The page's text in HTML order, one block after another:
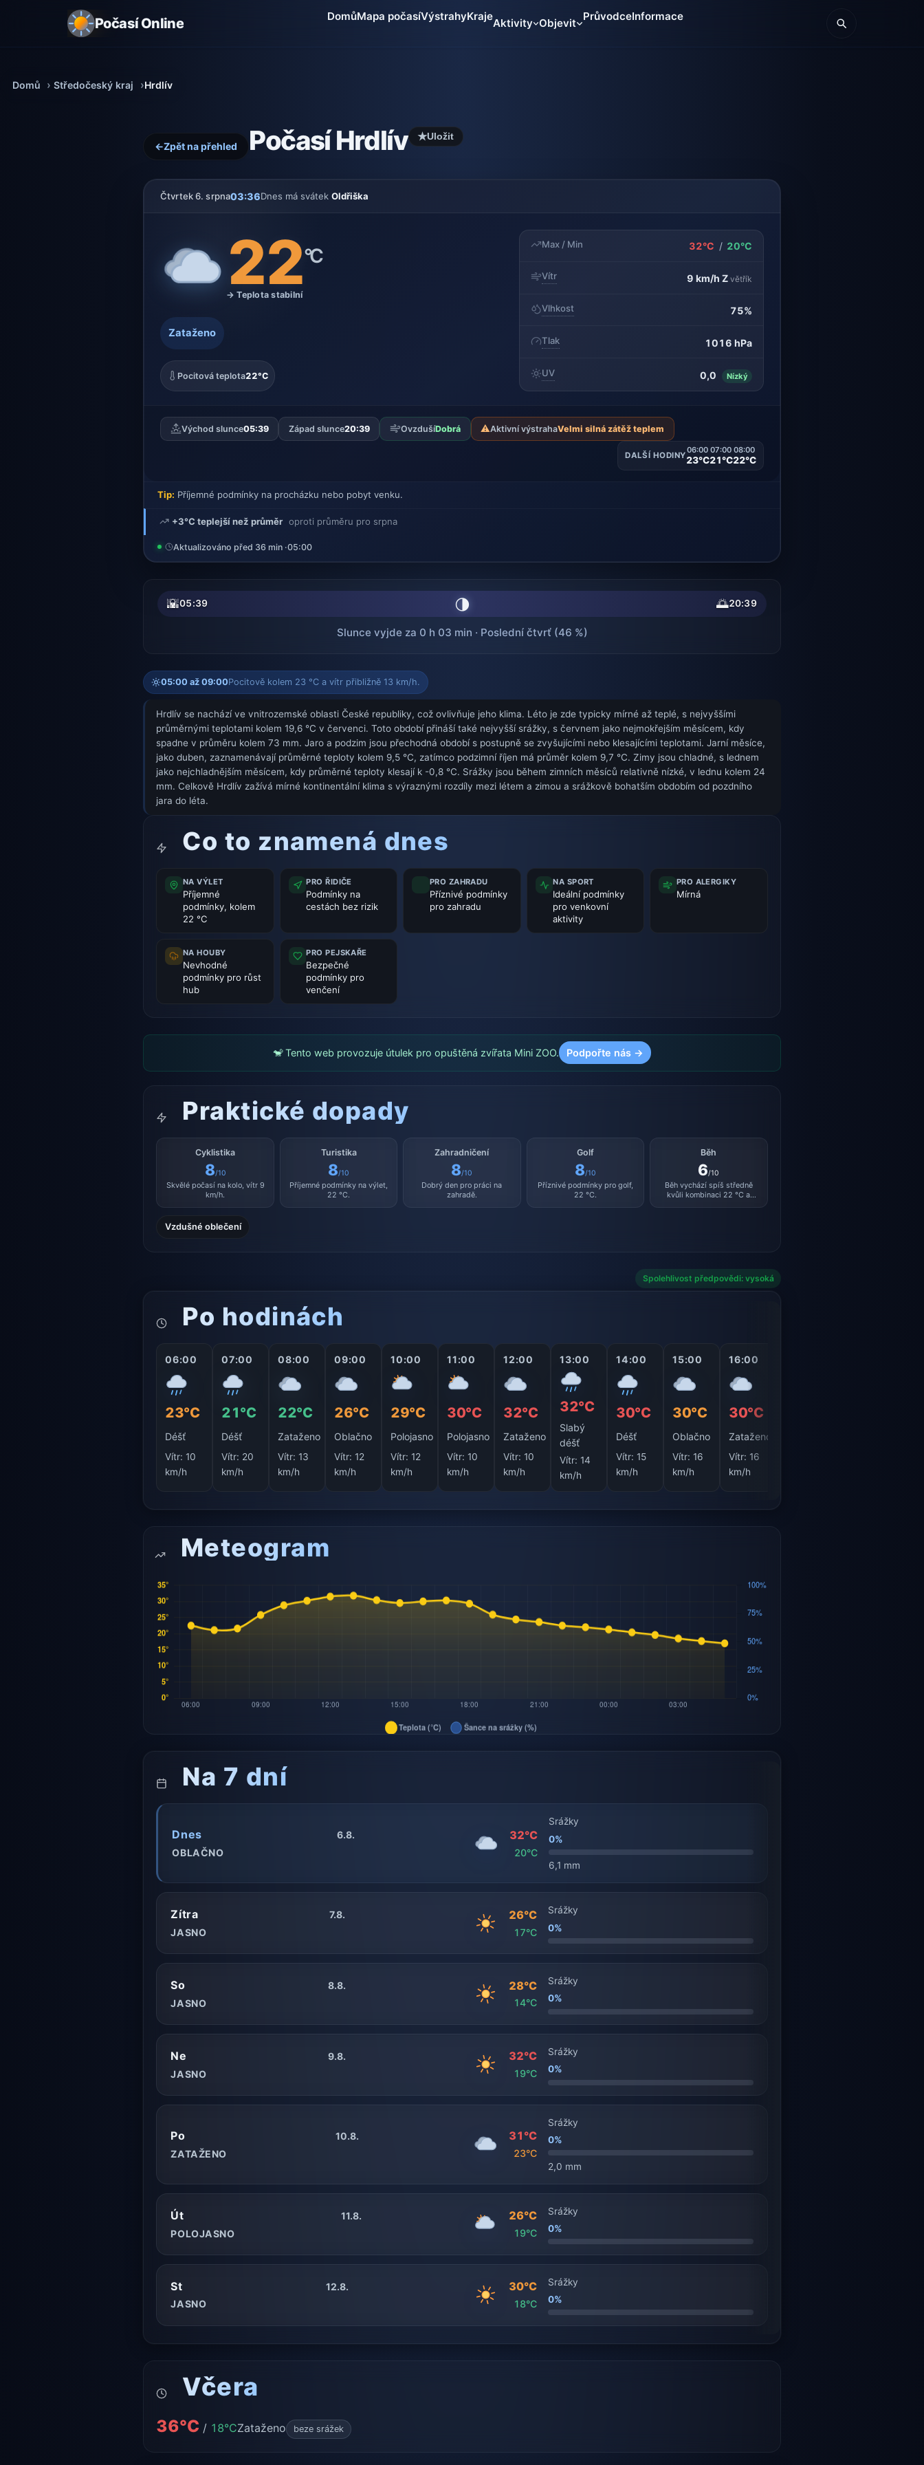
Počasí Online DomůMapa počasíVýstrahyKraje
Aktivity Objevit
PrůvodceInformace
Domů Středočeský kraj Hrdlív
←Zpět na přehled Počasí Hrdlív ★Uložit
Čtvrtek 6. srpna03:36Dnes má svátekOldřiška
22°C
→ Teplota stabilní
Zataženo
Pocitová teplota22°C
Max / Min 32°C / 20°C
Vítr 9 km/h Z větřík
Vlhkost 75%
Tlak 1016 hPa
UV 0,0 Nízký
Východ slunce05:39 Západ slunce20:39 OvzdušíDobrá ⚠️Aktivní výstrahaVelmi silná zátěž teplem
DALŠÍ HODINY
06:00
23°C
07:00
21°C
08:00
22°C
Tip: Příjemné podmínky na procházku nebo pobyt venku.
+3°C teplejší než průměr oproti průměru pro srpna
Aktualizováno před 36 min ·05:00
🌇05:39 🌗 🌅20:39
Slunce vyjde za 0 h 03 min · Poslední čtvrť (46 %)
05:00 až 09:00Pocitově kolem 23 °C a vítr přibližně 13 km/h.
Hrdlív se nachází ve vnitrozemské oblasti České republiky, což ovlivňuje jeho klima. Léto je zde typicky mírné až teplé, s nejvyššími
průměrnými teplotami kolem 19,6 °C v červenci. Toto období přináší také nejvyšší srážky, s červnem jako nejmokřejším měsícem, kdy
spadne v průměru kolem 73 mm. Jaro a podzim jsou přechodná období s postupně se zvyšujícími nebo klesajícími teplotami. Jarní měsíce,
jako duben, zaznamenávají průměrné teploty kolem 9,5 °C, zatímco podzimní říjen má průměr kolem 9,7 °C. Zimy jsou chladné, s lednem
jako nejchladnějším měsícem, kdy průměrné teploty klesají k -0,8 °C. Srážky jsou během zimních měsíců relativně nízké, v lednu kolem 24
mm. Celkově Hrdlív zažívá mírné kontinentální klima s výraznými rozdíly mezi létem a zimou a srážkově bohatším obdobím od pozdního
jara do léta.
Co to znamená dnes
NA VÝLET
Příjemné
podmínky, kolem
22 °C
PRO ŘIDIČE
Podmínky na
cestách bez rizik
PRO ZAHRADU
Příznivé podmínky
pro zahradu
NA SPORT
Ideální podmínky
pro venkovní
aktivity
PRO ALERGIKY
Mírná
NA HOUBY
Nevhodné
podmínky pro růst
hub
PRO PEJSKAŘE
Bezpečné
podmínky pro
venčení
🐒 Tento web provozuje útulek pro opuštěná zvířata Mini ZOO. Podpořte nás →
Praktické dopady
Cyklistika
8/10
Skvělé počasí na kolo, vítr 9
km/h.
Turistika
8/10
Příjemné podmínky na výlet,
22 °C.
Zahradničení
8/10
Dobrý den pro práci na
zahradě.
Golf
8/10
Příznivé podmínky pro golf,
22 °C.
Běh
6/10
Běh vychází spíš středně
kvůli kombinaci 22 °C a
Vzdušné oblečení
Spolehlivost předpovědi: vysoká
Po hodinách
06:00
23°C
Déšť
Vítr:10
km/h
07:00
21°C
Déšť
Vítr: 20
km/h
08:00
22°C
Zataženo
Vítr:13
km/h
09:00
26°C
Oblačno
Vítr:12
km/h
10:00
29°C
Polojasno
Vítr:12
km/h
11:00
30°C
Polojasno
Vítr:10
km/h
12:00
32°C
Zataženo
Vítr:10
km/h
13:00
32°C
Slabý
déšť
Vítr:14
km/h
14:00
30°C
Déšť
Vítr:15
km/h
15:00
30°C
Oblačno
Vítr:16
km/h
16:00
30°C
Zataženo
Vítr: 16
km/h
Meteogram
Na 7 dní
Dnes
6.8.
OBLAČNO
32°C
20°C
Srážky
0%
6,1 mm
Zítra
7.8.
JASNO
26°C
17°C
Srážky
0%
So
8.8.
JASNO
28°C
14°C
Srážky
0%
Ne
9.8.
JASNO
32°C
19°C
Srážky
0%
Po
10.8.
ZATAŽENO
31°C
23°C
Srážky
0%
2,0 mm
Út
11.8.
POLOJASNO
26°C
19°C
Srážky
0%
St
12.8.
JASNO
30°C
18°C
Srážky
0%
Včera
36°C / 18°CZataženo beze srážek